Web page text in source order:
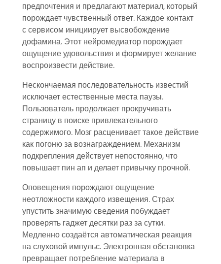
предпочтения и предлагают материал, который
порождает чувственный ответ. Каждое контакт
с сервисом инициирует высвобождение
дофамина. Этот нейромедиатор порождает
ощущение удовольствия и формирует желание
воспроизвести действие.
Нескончаемая последовательность известий
исключает естественные места паузы.
Пользователь продолжает прокручивать
страницу в поиске привлекательного
содержимого. Мозг расценивает такое действие
как погоню за вознаграждением. Механизм
подкрепления действует непостоянно, что
повышает пин ап и делает привычку прочной.
Оповещения порождают ощущение
неотложности каждого извещения. Страх
упустить значимую сведения побуждает
проверять гаджет десятки раз за сутки.
Медленно создаётся автоматическая реакция
на слуховой импульс. Электронная обстановка
превращает потребление материала в